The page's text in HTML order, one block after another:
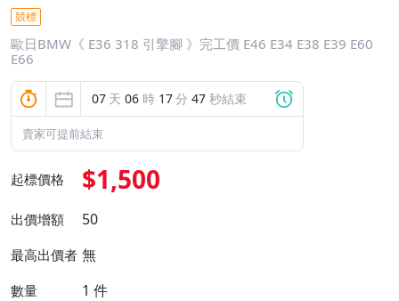
競標
歐日BMW《 E36 318 引擎腳 》完工價 E46 E34 E38 E39 E60
E66
07 天 06 時 17分 47 秒結束
賣家可提前結束
起標價格 $1,500
出價增額 50
最高出價者 無
數量 1 件